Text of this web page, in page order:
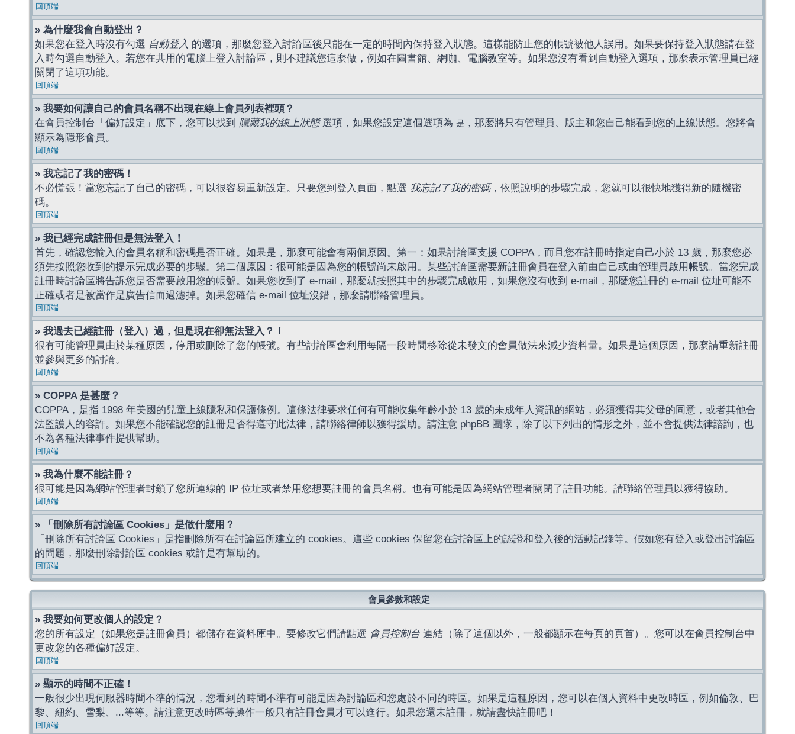
回頂端
» 為什麼我會自動登出？
如果您在登入時沒有勾選 自動登入 的選項，那麼您登入討論區後只能在一定的時間內保持登入狀態。這樣能防止您的帳號被他人誤用。如果要保持登入狀態請在登
入時勾選自動登入。若您在共用的電腦上登入討論區，則不建議您這麼做，例如在圖書館、網咖、電腦教室等。如果您沒有看到自動登入選項，那麼表示管理員已經
關閉了這項功能。
回頂端
» 我要如何讓自己的會員名稱不出現在線上會員列表裡頭？
在會員控制台「偏好設定」底下，您可以找到 隱藏我的線上狀態選項，如果您設定這個選項為 是 ，那麼將只有管理員、版主和您自己能看到您的上線狀態。您將會
顯示為隱形會員。
回頂端
» 我忘記了我的密碼！
不必慌張！當您忘記了自己的密碼，可以很容易重新設定。只要您到登入頁面，點選 我忘記了我的密碼，依照說明的步驟完成，您就可以很快地獲得新的隨機密
碼。
回頂端
» 我已經完成註冊但是無法登入！
首先，確認您輸入的會員名稱和密碼是否正確。如果是，那麼可能會有兩個原因。第一：如果討論區支援 COPPA，而且您在註冊時指定自己小於 13 歲，那麼您必
須先按照您收到的提示完成必要的步驟。第二個原因：很可能是因為您的帳號尚未啟用。某些討論區需要新註冊會員在登入前由自己或由管理員啟用帳號。當您完成
註冊時討論區將告訴您是否需要啟用您的帳號。如果您收到了 e-mail，那麼就按照其中的步驟完成啟用，如果您沒有收到 e-mail，那麼您註冊的 e-mail 位址可能不
正確或者是被當作是廣告信而過濾掉。如果您確信 e-mail 位址沒錯，那麼請聯絡管理員。
回頂端
» 我過去已經註冊（登入）過，但是現在卻無法登入？！
很有可能管理員由於某種原因，停用或刪除了您的帳號。有些討論區會利用每隔一段時間移除從未發文的會員做法來減少資料量。如果是這個原因，那麼請重新註冊
並參與更多的討論。
回頂端
» COPPA 是甚麼？
COPPA，是指 1998 年美國的兒童上線隱私和保護條例。這條法律要求任何有可能收集年齡小於 13 歲的未成年人資訊的網站，必須獲得其父母的同意，或者其他合
法監護人的容許。如果您不能確認您的註冊是否得遵守此法律，請聯絡律師以獲得援助。請注意 phpBB 團隊，除了以下列出的情形之外，並不會提供法律諮詢，也
不為各種法律事件提供幫助。
回頂端
» 我為什麼不能註冊？
很可能是因為網站管理者封鎖了您所連線的 IP 位址或者禁用您想要註冊的會員名稱。也有可能是因為網站管理者關閉了註冊功能。請聯絡管理員以獲得協助。
回頂端
» 「刪除所有討論區 Cookies」是做什麼用？
「刪除所有討論區 Cookies」是指刪除所有在討論區所建立的 cookies。這些 cookies 保留您在討論區上的認證和登入後的活動記錄等。假如您有登入或登出討論區
的問題，那麼刪除討論區 cookies 或許是有幫助的。
回頂端
會員參數和設定
» 我要如何更改個人的設定？
您的所有設定（如果您是註冊會員）都儲存在資料庫中。要修改它們請點選 會員控制台 連結（除了這個以外，一般都顯示在每頁的頁首）。您可以在會員控制台中
更改您的各種偏好設定。
回頂端
» 顯示的時間不正確！
一般很少出現伺服器時間不準的情況，您看到的時間不準有可能是因為討論區和您處於不同的時區。如果是這種原因，您可以在個人資料中更改時區，例如倫敦、巴
黎、紐約、雪梨、...等等。請注意更改時區等操作一般只有註冊會員才可以進行。如果您還未註冊，就請盡快註冊吧！
回頂端